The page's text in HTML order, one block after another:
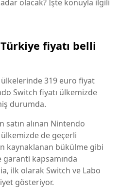
olacak? İşte konuyla ilgili
fiyatı belli
319 euro fiyat
Switch fiyatı ülkemizde
durumda.
satın alınan Nintendo
de geçerli
kaynaklanan bükülme gibi
garanti kapsamında
ilk olarak Switch ve Labo
gösteriyor.